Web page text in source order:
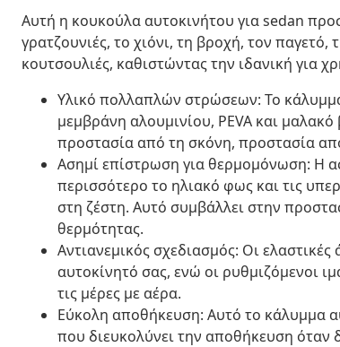
Αυτή η κουκούλα αυτοκινήτου για sedan
γρατζουνιές, το χιόνι, τη βροχή, τον
κουτσουλιές, καθιστώντας την ιδανική για
Υλικό πολλαπλών στρώσεων: Το
μεμβράνη αλουμινίου, PEVA και
προστασία από τη σκόνη, προστασία
Ασημί επίστρωση για θερμομόνωση: Η
περισσότερο το ηλιακό φως και τις
στη ζέστη. Αυτό συμβάλλει στην
θερμότητας.
Αντιανεμικός σχεδιασμός: Οι
αυτοκίνητό σας, ενώ οι ρυθμιζόμενοι
τις μέρες με αέρα.
Εύκολη αποθήκευση: Αυτό το κάλυμμα
που διευκολύνει την αποθήκευση όταν